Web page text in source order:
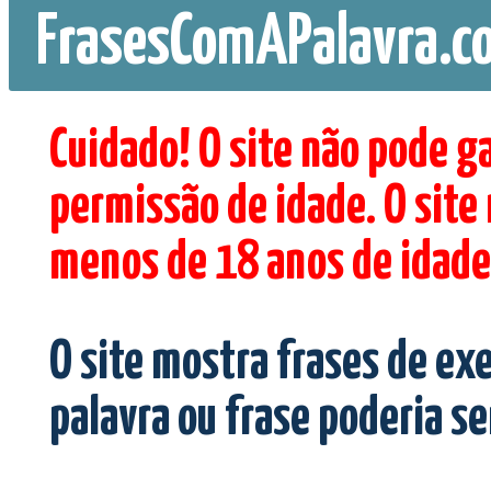
Cuidado! O site não pode
permissão de idade. O
menos de 18 anos de
O site mostra frases de
palavra ou frase poderia